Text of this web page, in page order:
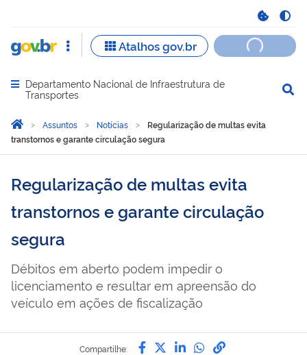
Abrir menu principal de navegação
Departamento Nacional de Infraestrutura de
Transportes
Você está aqui:
Página Inicial
Assuntos Notícias
Regularização de multas evita
transtornos e garante circulação segura
Regularização de multas evita
transtornos e garante circulação
segura
Débitos em aberto podem impedir o
licenciamento e resultar em apreensão do
veículo em ações de fiscalização
Compartilhe: Compartilhe por Facebook
Compartilhe por Twitter
Compartilhe por
Compartilhe
link para